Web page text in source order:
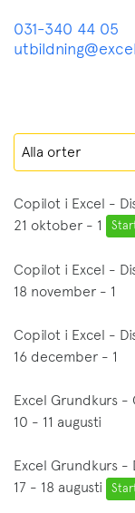
031-340 44 05
Copilot i Excel -
21 oktober - 1
Copilot i Excel -
18 november - 1
Copilot i Excel -
16 december - 1
Excel Grundkurs -
10 - 11 augusti
Excel Grundkurs -
17 - 18 augusti